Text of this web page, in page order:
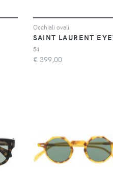
Occhiali ovali
54
€ 399,00